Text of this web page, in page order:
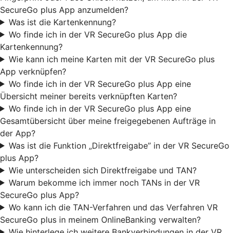
SecureGo plus App anzumelden?
Was ist die Kartenkennung?
Wo finde ich in der VR SecureGo plus App die
Kartenkennung?
Wie kann ich meine Karten mit der VR SecureGo plus
App verknüpfen?
Wo finde ich in der VR SecureGo plus App eine
Übersicht meiner bereits verknüpften Karten?
Wo finde ich in der VR SecureGo plus App eine
Gesamtübersicht über meine freigegebenen Aufträge in
der App?
Was ist die Funktion „Direktfreigabe” in der VR SecureGo
plus App?
Wie unterscheiden sich Direktfreigabe und TAN?
Warum bekomme ich immer noch TANs in der VR
SecureGo plus App?
Wo kann ich die TAN-Verfahren und das Verfahren VR
SecureGo plus in meinem OnlineBanking verwalten?